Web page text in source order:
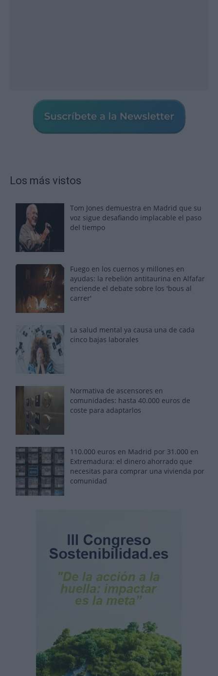
Los más vistos
Tom Jones demuestra en Madrid que su
voz sigue desafiando implacable el paso
del tiempo
Fuego en los cuernos y millones en
ayudas: la rebelión antitaurina en Alfafar
enciende el debate sobre los 'bous al
carrer'
La salud mental ya causa una de cada
cinco bajas laborales
Normativa de ascensores en
comunidades: hasta 40.000 euros de
coste para adaptarlos
110.000 euros en Madrid por 31.000 en
Extremadura: el dinero ahorrado que
necesitas para comprar una vivienda por
comunidad